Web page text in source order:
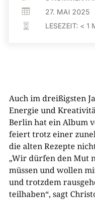
 27. MAI 2025
 LESEZEIT: < 1
Auch im dreißigsten
Energie und
Berlin hat ein Album
feiert trotz einer
die alten Rezepte
„Wir dürfen den Mut
müssen und wollen
und trotzdem
teilhaben“, sagt